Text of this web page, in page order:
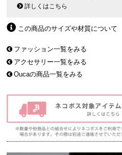
詳しくはこちら
この商品のサイズや材質について
ファッション一覧をみる
アクセサリー一覧をみる
Oucaの商品一覧をみる